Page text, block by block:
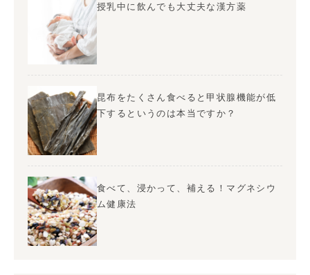
授乳中に飲んでも大丈夫な漢方薬
昆布をたくさん食べると甲状腺機能が低
下するというのは本当ですか？
食べて、浸かって、補える！マグネシウ
ム健康法